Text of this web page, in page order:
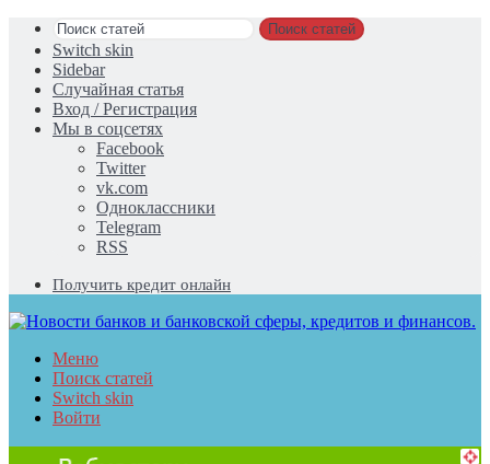
Поиск статей
Switch skin
Sidebar
Случайная статья
Вход / Регистрация
Мы в соцсетях
Facebook
Twitter
vk.com
Одноклассники
Telegram
RSS
Получить кредит онлайн
Меню
Поиск статей
Switch skin
Войти